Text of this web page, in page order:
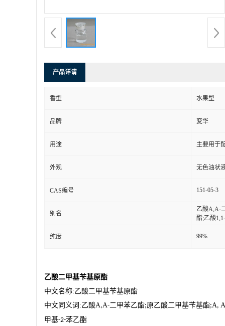
产品详请
香型 水果型
品牌 変华
用途 主要用于
外观 无色油状
CAS编号 151-05-3
别名
乙酸Α,Α-
酯;乙酸
纯度 99%
乙酸二甲基苄基原酯
中文名称:乙酸二甲基苄基原酯
中文同义词 :乙酸Α,Α-二甲苯乙酯;原乙酸二甲基苄基酯;Α, Α
甲基-2-苯乙酯